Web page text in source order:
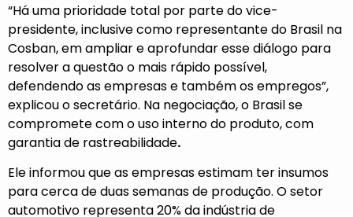
“Há uma prioridade total por parte do vice-
presidente, inclusive como representante do Brasil na
Cosban, em ampliar e aprofundar esse diálogo para
resolver a questão o mais rápido possível,
defendendo as empresas e também os empregos”,
explicou o secretário. Na negociação, o Brasil se
compromete com o uso interno do produto, com
garantia de rastreabilidade.
Ele informou que as empresas estimam ter insumos
para cerca de duas semanas de produção. O setor
automotivo representa 20% da indústria de